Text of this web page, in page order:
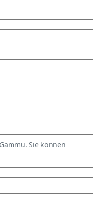
Sie können